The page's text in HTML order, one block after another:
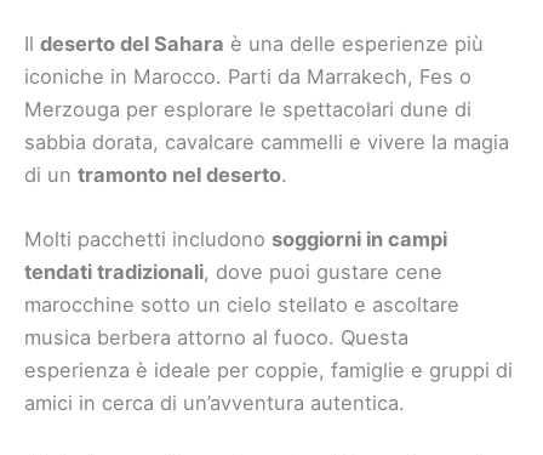
Il deserto del Sahara è una delle esperienze più
iconiche in Marocco. Parti da Marrakech, Fes o
Merzouga per esplorare le spettacolari dune di
sabbia dorata, cavalcare cammelli e vivere la magia
di un tramonto nel deserto.
Molti pacchetti includono soggiorni in campi
tendati tradizionali, dove puoi gustare cene
marocchine sotto un cielo stellato e ascoltare
musica berbera attorno al fuoco. Questa
esperienza è ideale per coppie, famiglie e gruppi di
amici in cerca di un’avventura autentica.